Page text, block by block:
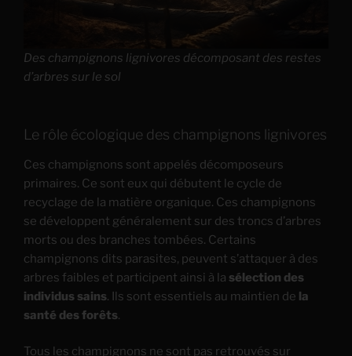
Des champignons lignivores décomposant des restes
d’arbres sur le sol
Le rôle écologique des champignons lignivores
Ces champignons sont appelés décomposeurs
primaires. Ce sont eux qui débutent le cycle de
recyclage de la matière organique. Ces champignons
se développent généralement sur des troncs d’arbres
morts ou des branches tombées. Certains
champignons dits parasites, peuvent s’attaquer à des
arbres faibles et participent ainsi à la sélection des
individus sains. Ils sont essentiels au maintien de la
santé des forêts.
Tous les champignons ne sont pas retrouvés sur